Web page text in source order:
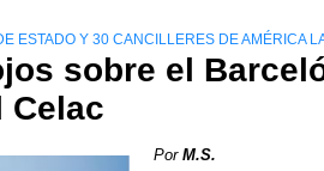
ESTADO Y 30 CANCILLERES DE AMÉRICA
sobre el
Celac
Por M.S.